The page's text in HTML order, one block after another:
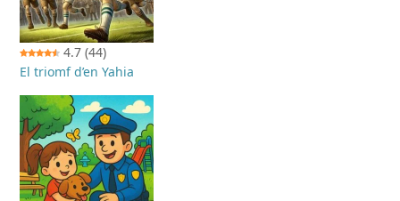
4.7 (44)
El triomf d’en Yahia